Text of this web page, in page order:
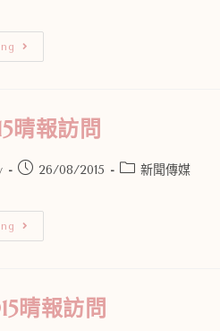
晴報訪問
26/08/2015 新聞傳媒
晴報訪問